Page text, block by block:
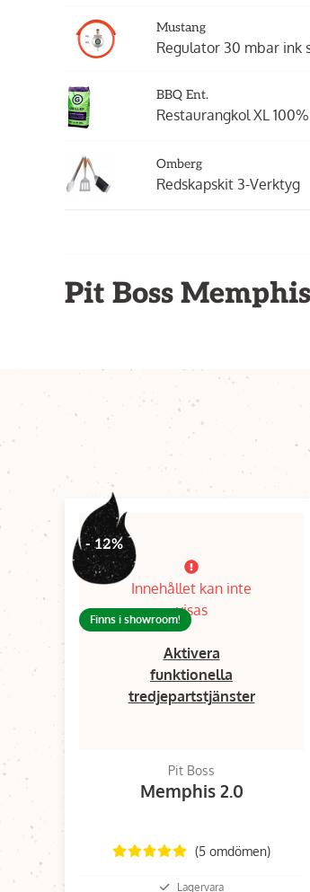
Mustang
Regulator 30 mbar ink
BBQ Ent.
Restaurangkol XL
Omberg
Redskapskit 3-Verktyg
Pit Boss
- 12%
Finns i showroom!
Innehållet kan inte
visas
Aktivera
funktionella
tredjepartstjänster
Pit Boss
Memphis 2.0
(5 omdömen)
Lagervara